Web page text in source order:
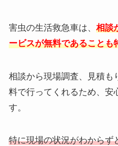
害虫の生活救急車は、 相談
ービスが無料であることも
相談から現場調査、見積も
料で行ってくれるため、安
す。
特に現場の状況がわからず